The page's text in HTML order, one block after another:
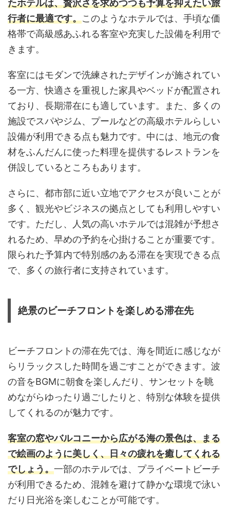
たホテルは、贅沢さを求めつつも予算を抑えたい旅
行者に最適です。このようなホテルでは、手頃な価
格帯で高級感あふれる客室や充実した設備を利用で
きます。
客室にはモダンで洗練されたデザインが施されてい
る一方、快適さを重視した家具やベッドが配置され
ており、長期滞在にも適しています。また、多くの
施設でスパやジム、プールなどの高級ホテルらしい
設備が利用できる点も魅力です。中には、地元の食
材をふんだんに使った料理を提供するレストランを
併設しているところもあります。
さらに、都市部に近い立地でアクセスが良いことが
多く、観光やビジネスの拠点としても利用しやすい
です。ただし、人気の高いホテルでは混雑が予想さ
れるため、早めの予約を心掛けることが重要です。
限られた予算内で特別感のある滞在を実現できる点
で、多くの旅行者に支持されています。
絶景のビーチフロントを楽しめる滞在先
ビーチフロントの滞在先では、海を間近に感じなが
らリラックスした時間を過ごすことができます。波
の音をBGMに朝食を楽しんだり、サンセットを眺
めながらゆったり過ごしたりと、特別な体験を提供
してくれるのが魅力です。
客室の窓やバルコニーから広がる海の景色は、まる
で絵画のように美しく、日々の疲れを癒してくれる
でしょう。一部のホテルでは、プライベートビーチ
が利用できるため、混雑を避けて静かな環境で泳い
だり日光浴を楽しむことが可能です。